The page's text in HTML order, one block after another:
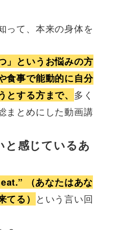
って、本来の身体を
」というお悩みの方
食事で能動的に自分
する方まで、 多く
まとめにした動画講
と感じているあ
（あなたはあな
る） という言い回